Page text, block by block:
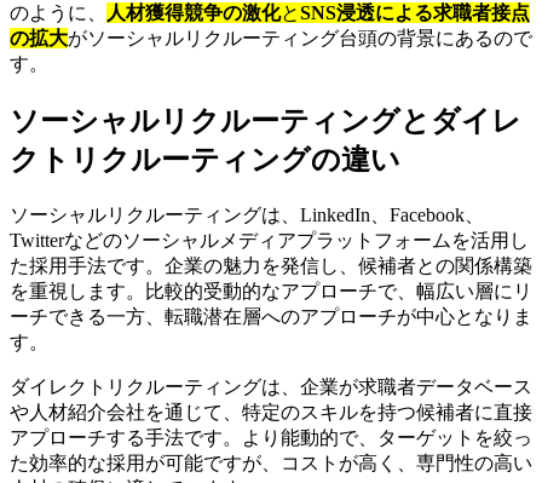
のように、
人材獲得競争の激化とSNS浸透による求職者接点
の拡大がソーシャルリクルーティング台頭の背景にあるので
す。
ソーシャルリクルーティングとダイレ
クトリクルーティングの違い
ソーシャルリクルーティングは、LinkedIn、Facebook、
Twitterなどのソーシャルメディアプラットフォームを活用し
た採用手法です。企業の魅力を発信し、候補者との関係構築
を重視します。比較的受動的なアプローチで、幅広い層にリ
ーチできる一方、転職潜在層へのアプローチが中心となりま
す。
ダイレクトリクルーティングは、企業が求職者データベース
や人材紹介会社を通じて、特定のスキルを持つ候補者に直接
アプローチする手法です。より能動的で、ターゲットを絞っ
た効率的な採用が可能ですが、コストが高く、専門性の高い